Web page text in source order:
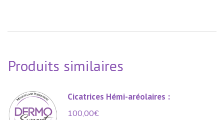
Produits similaires
Cicatrices Hémi-aréolaires :
100,00€